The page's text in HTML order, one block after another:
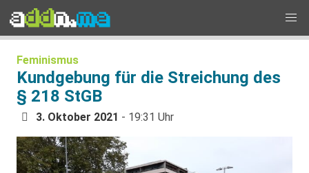
Feminismus
Kundgebung für die Streichung des
§ 218 StGB
3. Oktober 2021 - 19:31 Uhr